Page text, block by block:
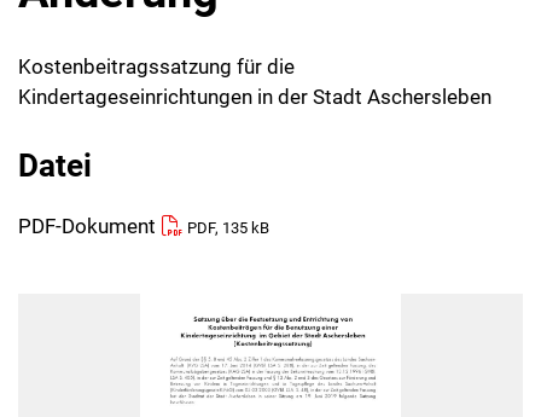
Kostenbeitragssatzung für die
Kindertageseinrichtungen in der Stadt Aschersleben
Datei
PDF-Dokument PDF, 135 kB